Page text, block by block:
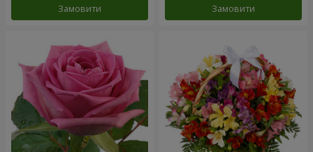
Замовити Замовити